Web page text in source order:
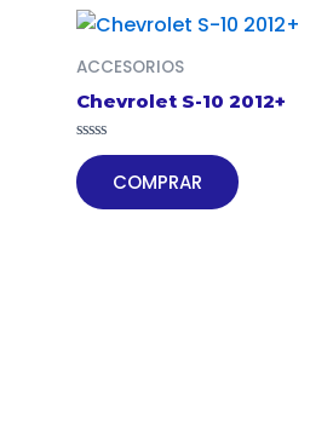
ACCESORIOS
Chevrolet S-10 2012+
Valorado
en
0
de
COMPRAR